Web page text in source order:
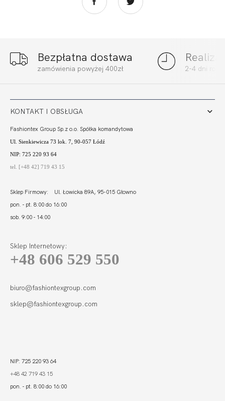
Bezpłatna dostawa
zamówienia powyżej 400zł 2-4 dni
KONTAKT I OBSŁUGA
Fashiontex Group Sp.z o.o. Spółka komandytowa
Ul. Sienkiewicza 73 lok. 7, 90-057 Łódź
NIP: 725 220 93 64
tel. [+48 42] 719 43 15
Sklep Firmowy: Ul. Łowicka 89A, 95-015 Głowno
pon. - pt. 8:00 do 16:00
sob. 9:00 - 14:00
Sklep Internetowy:
+48 606 529 550
biuro@fashiontexgroup.com
sklep@fashiontexgroup.com
NIP: 725 220 93 64
+48 42 719 43 15
pon. - pt. 8:00 do 16:00